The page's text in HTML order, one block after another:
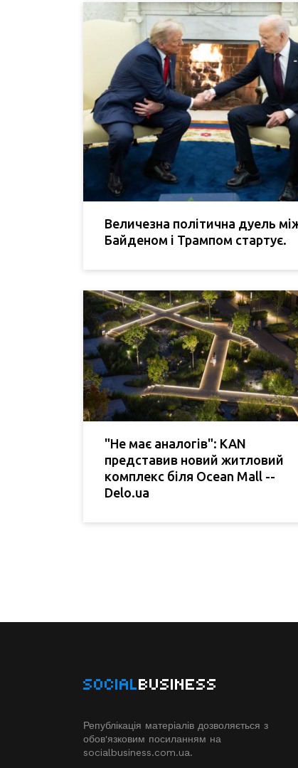
Величезна політична дуель
Байденом і Трампом стартує.
"Не має аналогів": KAN
представив новий житловий
комплекс біля Ocean Mall --
Delo.ua
SOCIALBUSINESS
Републікація матеріалів дозволяється з
обов'язковим посиланням на
socialbusiness.com.ua.